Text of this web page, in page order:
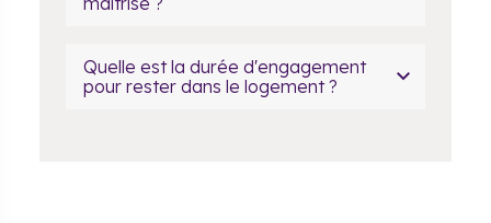
Quelle est la durée d'engagement
pour rester dans le logement ?